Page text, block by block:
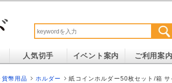
人気切手 イベント案内 ご利用案内
貨幣用品 ホルダー 紙コインホルダー50枚セット/箱